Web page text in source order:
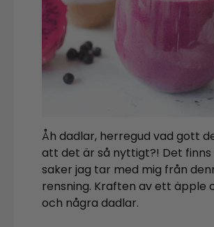
Åh dadlar, herregud vad gott
att det är så nyttigt?! Det finns
saker jag tar med mig från
rensning. Kraften av ett äpple
och några dadlar.